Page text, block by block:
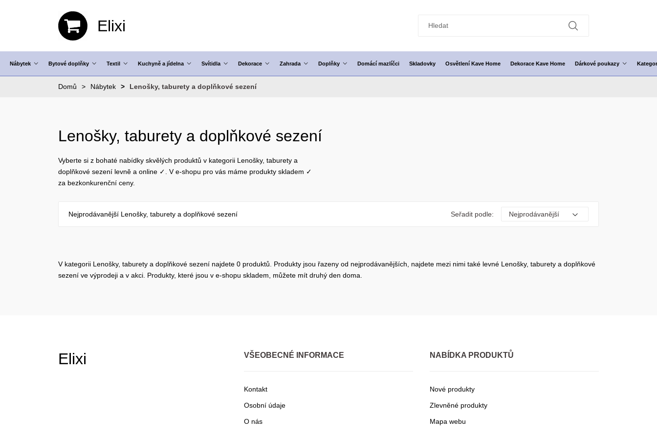
Elixi
Nábytek Bytové doplňky Textil Kuchyně a jídelna Svítidla Dekorace Zahrada Doplňky Domácí mazlíčci Skladovky Osvětlení Kave Home Dekorace Kave Home Dárkové poukazy
Domů Nábytek Lenošky, taburety a doplňkové sezení
Lenošky, taburety a doplňkové sezení
Vyberte si z bohaté nabídky skvělých produktů v kategorii Lenošky, taburety a
doplňkové sezení levně a online ✓. V e-shopu pro vás máme produkty skladem ✓
za bezkonkurenční ceny.
Nejprodávanější Lenošky, taburety a doplňkové sezení Seřadit podle:
V kategorii Lenošky, taburety a doplňkové sezení najdete 0 produktů. Produkty jsou řazeny od nejprodávanějších, najdete mezi nimi také levné Lenošky, taburety a doplňkové
sezení ve výprodeji a v akci. Produkty, které jsou v e-shopu skladem, můžete mít druhý den doma.
Elixi VŠEOBECNÉ INFORMACE
Kontakt
Osobní údaje
O nás
NABÍDKA PRODUKTŮ
Nové produkty
Zlevněné produkty
Mapa webu